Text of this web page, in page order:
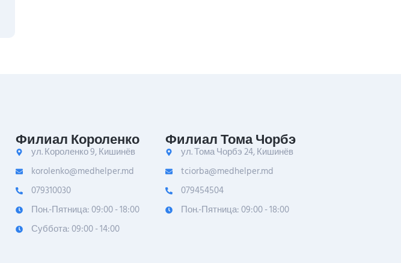
Филиал Короленко
ул. Короленко 9, Кишинёв
korolenko@medhelper.md
079310030
Пон.-Пятница: 09:00 - 18:00
Суббота: 09:00 - 14:00
Филиал Тома Чорбэ
ул. Тома Чорбэ 24, Кишинёв
tciorba@medhelper.md
079454504
Пон.-Пятница: 09:00 - 18:00